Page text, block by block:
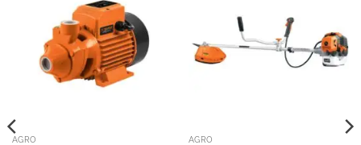
Añadir
a la
lista
de
deseos
AGRO
lista
de
deseos
AGRO